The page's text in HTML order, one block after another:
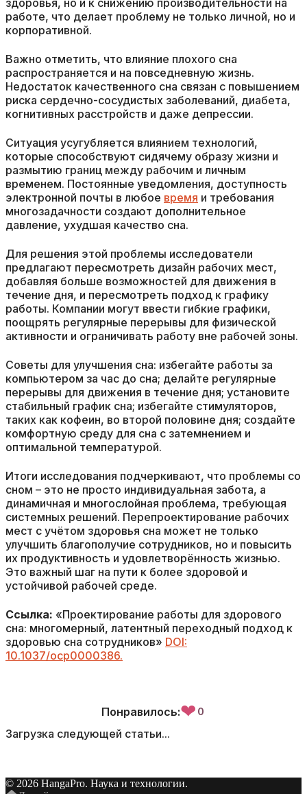
работе, что делает проблему не только личной, но и
корпоративной.
Важно отметить, что влияние плохого сна
распространяется и на повседневную жизнь.
Недостаток качественного сна связан с повышением
риска сердечно-сосудистых заболеваний, диабета,
когнитивных расстройств и даже депрессии.
Ситуация усугубляется влиянием технологий,
которые способствуют сидячему образу жизни и
размытию границ между рабочим и личным
временем. Постоянные уведомления, доступность
электронной почты в любое время и требования
многозадачности создают дополнительное
давление, ухудшая качество сна.
Для решения этой проблемы исследователи
предлагают пересмотреть дизайн рабочих мест,
добавляя больше возможностей для движения в
течение дня, и пересмотреть подход к графику
работы. Компании могут ввести гибкие графики,
поощрять регулярные перерывы для физической
активности и ограничивать работу вне рабочей зоны.
Советы для улучшения сна: избегайте работы за
компьютером за час до сна; делайте регулярные
перерывы для движения в течение дня; установите
стабильный график сна; избегайте стимуляторов,
таких как кофеин, во второй половине дня; создайте
комфортную среду для сна с затемнением и
оптимальной температурой.
Итоги исследования подчеркивают, что проблемы со
сном – это не просто индивидуальная забота, а
динамичная и многослойная проблема, требующая
системных решений. Перепроектирование рабочих
мест с учётом здоровья сна может не только
улучшить благополучие сотрудников, но и повысить
их продуктивность и удовлетворённость жизнью.
Это важный шаг на пути к более здоровой и
устойчивой рабочей среде.
Ссылка: «Проектирование работы для здорового
сна: многомерный, латентный переходный подход к
здоровью сна сотрудников» DOI:
10.1037/ocp0000386.
Понравилось:❤ 0
Загрузка следующей статьи...
© 2026 HangaPro. Наука и технологии.